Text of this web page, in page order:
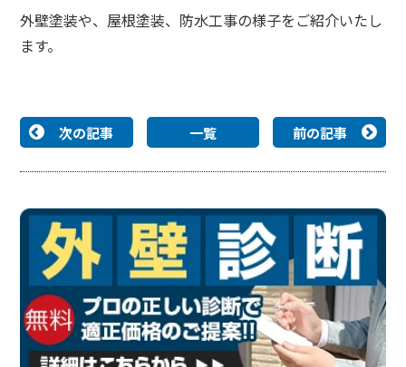
外壁塗装や、屋根塗装、防水工事の様子をご紹介いたし
ます。
次の記事 一覧 前の記事